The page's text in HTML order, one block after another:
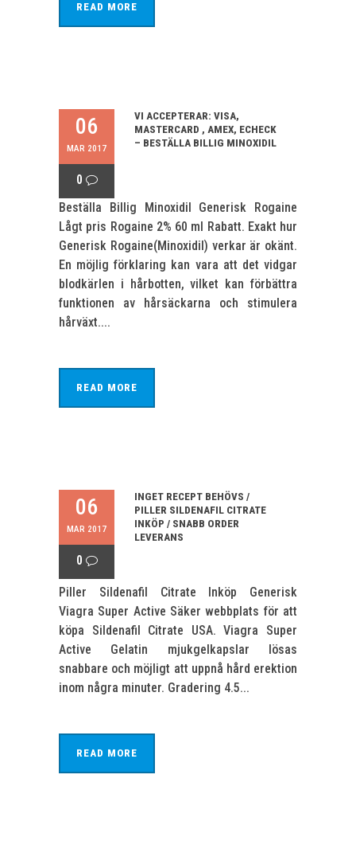
READ MORE
06
MAR 2017
0
VI ACCEPTERAR: VISA,
MASTERCARD , AMEX, ECHECK
– BESTÄLLA BILLIG MINOXIDIL
Beställa Billig Minoxidil Generisk Rogaine
Lågt pris Rogaine 2% 60 ml Rabatt. Exakt hur
Generisk Rogaine(Minoxidil) verkar är okänt.
En möjlig förklaring kan vara att det vidgar
blodkärlen i hårbotten, vilket kan förbättra
funktionen av hårsäckarna och stimulera
hårväxt....
READ MORE
06
MAR 2017
0
INGET RECEPT BEHÖVS /
PILLER SILDENAFIL CITRATE
INKÖP / SNABB ORDER
LEVERANS
Piller Sildenafil Citrate Inköp Generisk
Viagra Super Active Säker webbplats för att
köpa Sildenafil Citrate USA. Viagra Super
Active Gelatin mjukgelkapslar lösas
snabbare och möjligt att uppnå hård erektion
inom några minuter. Gradering 4.5...
READ MORE